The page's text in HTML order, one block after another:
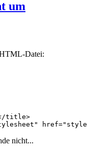
um
Datei:
nicht...